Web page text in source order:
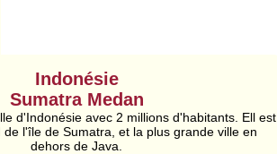
Indonésie
Sumatra Medan
d'Indonésie avec 2 millions d'habitants. Ell est
de l'île de Sumatra, et la plus grande ville en
dehors de Java.